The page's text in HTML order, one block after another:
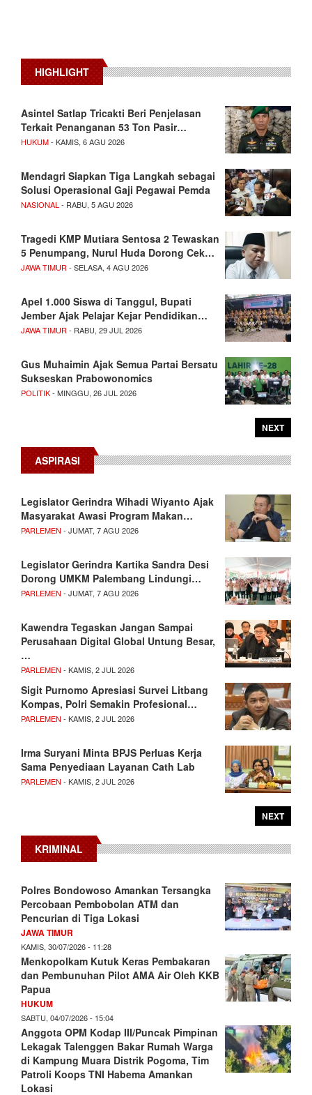
HIGHLIGHT
Asintel Satlap Tricakti Beri Penjelasan
Terkait Penanganan 53 Ton Pasir…
HUKUM- KAMIS, 6 AGU 2026
Mendagri Siapkan Tiga Langkah sebagai
Solusi Operasional Gaji Pegawai Pemda
NASIONAL - RABU, 5 AGU 2026
Tragedi KMP Mutiara Sentosa 2 Tewaskan
5 Penumpang, Nurul Huda Dorong Cek…
JAWA TIMUR - SELASA, 4 AGU 2026
Apel 1.000 Siswa di Tanggul, Bupati
Jember Ajak Pelajar Kejar Pendidikan…
JAWA TIMUR - RABU, 29 JUL 2026
Gus Muhaimin Ajak Semua Partai Bersatu
Sukseskan Prabowonomics
POLITIK- MINGGU, 26 JUL 2026
NEXT
ASPIRASI
Legislator Gerindra Wihadi Wiyanto Ajak
Masyarakat Awasi Program Makan…
PARLEMEN - JUMAT, 7 AGU 2026
Legislator Gerindra Kartika Sandra Desi
Dorong UMKM Palembang Lindungi…
PARLEMEN - JUMAT, 7 AGU 2026
Kawendra Tegaskan Jangan Sampai
Perusahaan Digital Global Untung Besar,
…
PARLEMEN - KAMIS, 2 JUL 2026
Sigit Purnomo Apresiasi Survei Litbang
Kompas, Polri Semakin Profesional…
PARLEMEN - KAMIS, 2 JUL 2026
Irma Suryani Minta BPJS Perluas Kerja
Sama Penyediaan Layanan Cath Lab
PARLEMEN - KAMIS, 2 JUL 2026
NEXT
KRIMINAL
Polres Bondowoso Amankan Tersangka
Percobaan Pembobolan ATM dan
Pencurian di Tiga Lokasi
JAWA TIMUR
KAMIS, 30/07/2026 - 11:28
Menkopolkam Kutuk Keras Pembakaran
dan Pembunuhan Pilot AMA Air Oleh KKB
Papua
HUKUM
SABTU, 04/07/2026 - 15:04
Anggota OPM Kodap III/Puncak Pimpinan
Lekagak Talenggen Bakar Rumah Warga
di Kampung Muara Distrik Pogoma, Tim
Patroli Koops TNI Habema Amankan
Lokasi